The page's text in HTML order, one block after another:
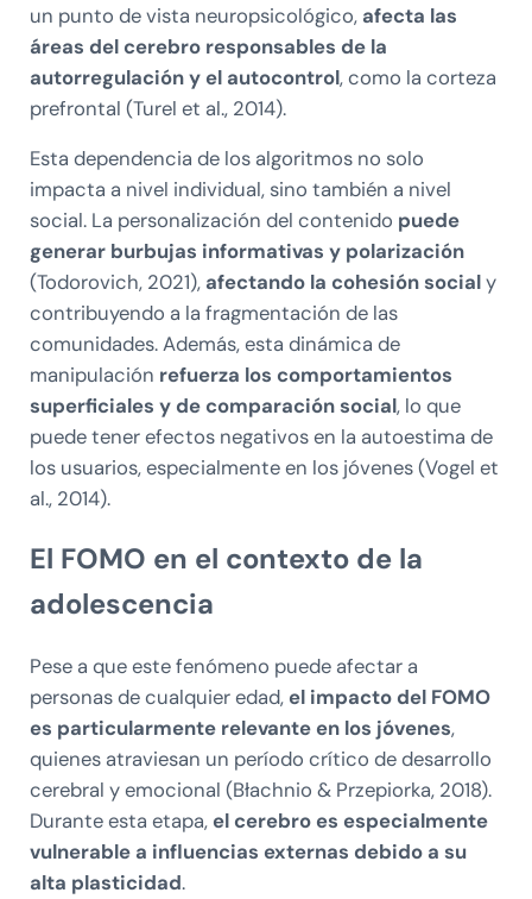
un punto de vista neuropsicológico, afecta las
áreas del cerebro responsables de la
autorregulación y el autocontrol, como la corteza
prefrontal (Turel et al., 2014).
Esta dependencia de los algoritmos no solo
impacta a nivel individual, sino también a nivel
social. La personalización del contenido puede
generar burbujas informativas y polarización
(Todorovich, 2021), afectando la cohesión socialy
contribuyendo a la fragmentación de las
comunidades. Además, esta dinámica de
manipulación refuerza los comportamientos
superficiales y de comparación social, lo que
puede tener efectos negativos en la autoestima de
los usuarios, especialmente en los jóvenes (Vogel et
al., 2014).
El FOMO en el contexto de la
adolescencia
Pese a que este fenómeno puede afectar a
personas de cualquier edad, el impacto del FOMO
es particularmente relevante en los jóvenes,
quienes atraviesan un período crítico de desarrollo
cerebral y emocional (Błachnio & Przepiorka, 2018).
Durante esta etapa, el cerebro es especialmente
vulnerable a influencias externas debido a su
alta plasticidad.